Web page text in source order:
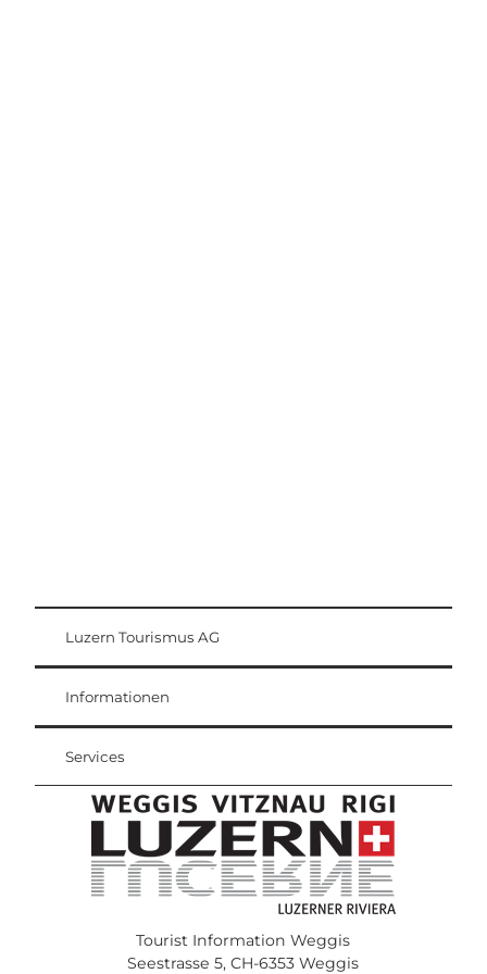
Gästekarte
Weggis Vitznau Rigi
Luzern Tourismus AG
Informationen
Services
Tourist Information Weggis
Seestrasse 5, CH-6353 Weggis